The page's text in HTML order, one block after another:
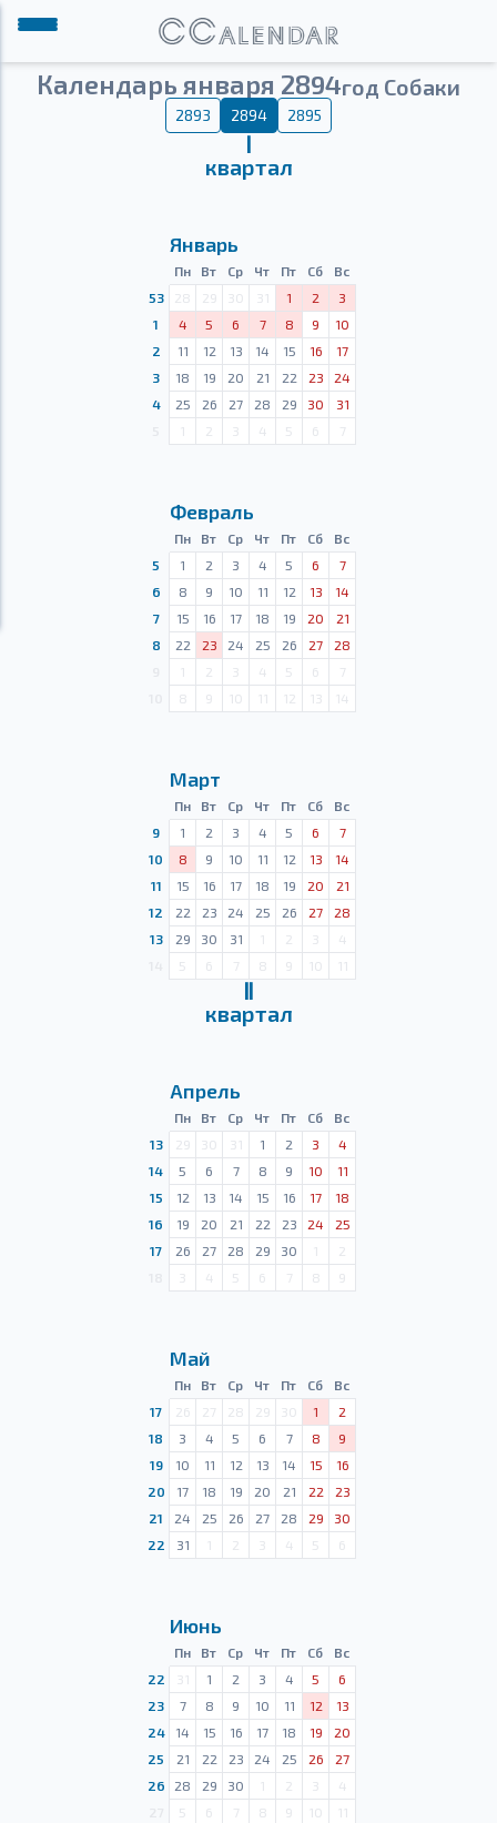
Календарь января 2894год Собаки
2893 2894 2895
Ⅰ
квартал
Январь
Пн Вт Ср Чт Пт Сб
Вс
53
28 29 30 31 1 2
3
1
4 5 6 7 8 9
10
2
11 12 13 14 15 16
17
3
18 19 20 21 22 23
24
4
25 26 27 28 29 30
31
1 2 3 4 5 6 7
Февраль
Пн Вт Ср Чт Пт Сб
Вс
5
1 2 3 4 5 6
7
6
8 9 10 11 12 13
14
7
15 16 17 18 19 20
21
8
22 23 24 25 26 27
28
1 2 3 4 5 6
7
8 9 10 11 12 13 14
Март
Пн Вт Ср Чт Пт Сб
Вс
9
1 2 3 4 5 6
7
10
8 9 10 11 12 13
14
11
15 16 17 18 19 20
21
12
22 23 24 25 26 27
28
13
29 30 31 1 2 3
4
5 6 7 8 9 10 11
Ⅱ
квартал
Апрель
Пн Вт Ср Чт Пт Сб
Вс
13
29 30 31 1 2 3
4
14
5 6 7 8 9 10
11
15
12 13 14 15 16 17
18
16
19 20 21 22 23 24
25
17
26 27 28 29 30 1
2
3 4 5 6 7 8 9
Май
Пн Вт Ср Чт Пт Сб
Вс
17
26 27 28 29 30 1
2
18
3 4 5 6 7 8
9
19
10 11 12 13 14 15
16
20
17 18 19 20 21 22
23
21
24 25 26 27 28 29
30
22
31 1 2 3 4 5 6
Июнь
Пн Вт Ср Чт Пт Сб
Вс
22
31 1 2 3 4 5
6
23
7 8 9 10 11 12
13
24
14 15 16 17 18 19
20
25
21 22 23 24 25 26
27
26
28 29 30 1 2 3
4
5 6 7 8 9 10 11